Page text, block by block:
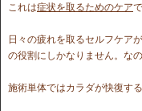
これは症状を取るためのケア
日々の疲れを取るセルフケア
の役割にしかなりません。な
施術単体ではカラダが快復す